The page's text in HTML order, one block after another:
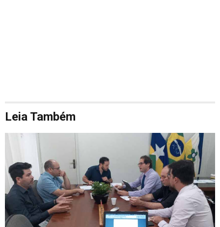
Leia Também